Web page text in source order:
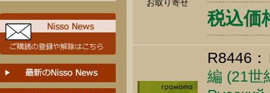
お取り寄せ
税込価
R8446：
編 (21世